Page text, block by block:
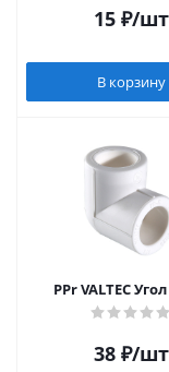
15₽/шт
В корзину
PPr VALTEC
38₽/шт